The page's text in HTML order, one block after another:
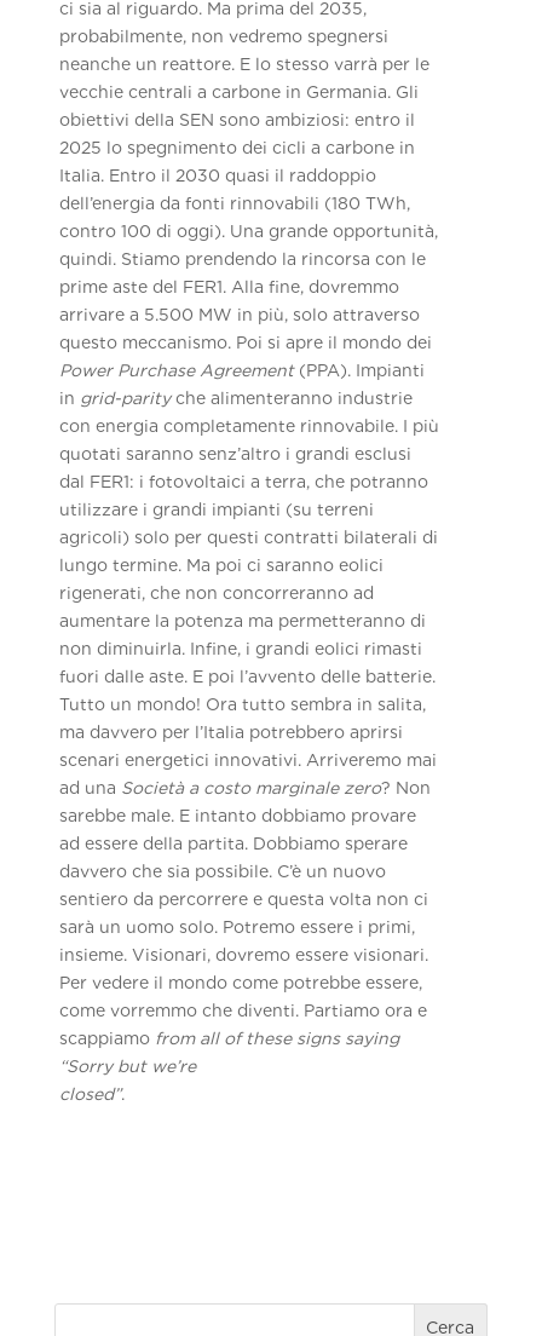
ci sia al riguardo. Ma prima del 2035,
probabilmente, non vedremo spegnersi
neanche un reattore. E lo stesso varrà per le
vecchie centrali a carbone in Germania. Gli
obiettivi della SEN sono ambiziosi: entro il
2025 lo spegnimento dei cicli a carbone in
Italia. Entro il 2030 quasi il raddoppio
dell’energia da fonti rinnovabili (180 TWh,
contro 100 di oggi). Una grande opportunità,
quindi. Stiamo prendendo la rincorsa con le
prime aste del FER1. Alla fine, dovremmo
arrivare a 5.500 MW in più, solo attraverso
questo meccanismo. Poi si apre il mondo dei
Power Purchase Agreement (PPA). Impianti
in grid-parityche alimenteranno industrie
con energia completamente rinnovabile. I più
quotati saranno senz’altro i grandi esclusi
dal FER1: i fotovoltaici a terra, che potranno
utilizzare i grandi impianti (su terreni
agricoli) solo per questi contratti bilaterali di
lungo termine. Ma poi ci saranno eolici
rigenerati, che non concorreranno ad
aumentare la potenza ma permetteranno di
non diminuirla. Infine, i grandi eolici rimasti
fuori dalle aste. E poi l’avvento delle batterie.
Tutto un mondo! Ora tutto sembra in salita,
ma davvero per l’Italia potrebbero aprirsi
scenari energetici innovativi. Arriveremo mai
ad una Società a costo marginale zero? Non
sarebbe male. E intanto dobbiamo provare
ad essere della partita. Dobbiamo sperare
davvero che sia possibile. C’è un nuovo
sentiero da percorrere e questa volta non ci
sarà un uomo solo. Potremo essere i primi,
insieme. Visionari, dovremo essere visionari.
Per vedere il mondo come potrebbe essere,
come vorremmo che diventi. Partiamo ora e
scappiamo from all of these signs saying
“Sorry but we’re
closed”.
Cerca